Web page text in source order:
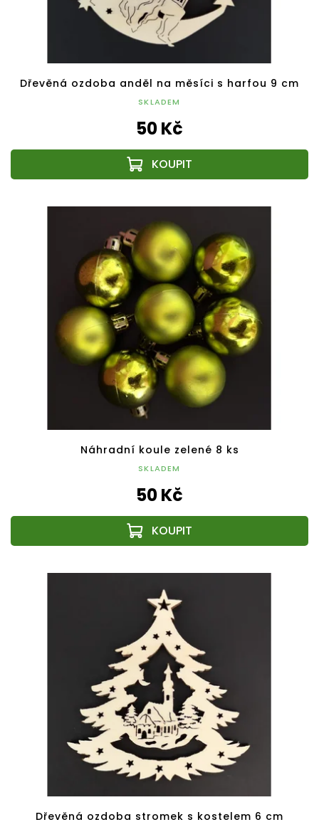
Dřevěná ozdoba anděl na měsíci s harfou 9 cm
SKLADEM
50 Kč
Náhradní koule zelené 8 ks
SKLADEM
50 Kč
Dřevěná ozdoba stromek s kostelem 6 cm